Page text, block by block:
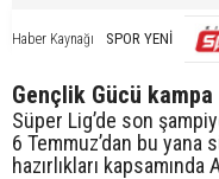
Haber Kaynağı SPOR YENİ
Gençlik Gücü
Süper Lig’de son
6 Temmuz’dan bu
hazırlıkları